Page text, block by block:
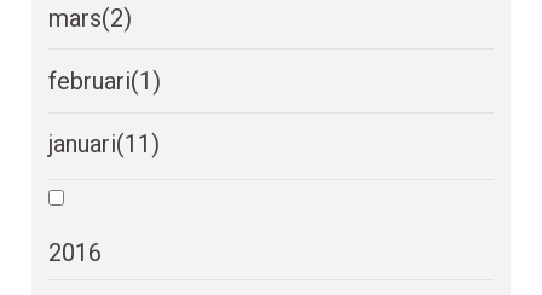
mars(2)
februari(1)
januari(11)
2016